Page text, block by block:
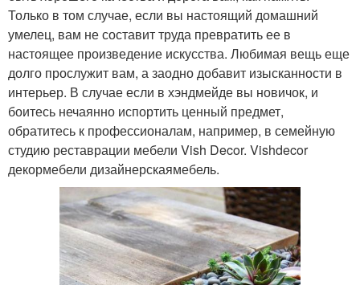
Только в том случае, если вы настоящий домашний
умелец, вам не составит труда превратить ее в
настоящее произведение искусства. Любимая вещь еще
долго прослужит вам, а заодно добавит изысканности в
интерьер. В случае если в хэндмейде вы новичок, и
боитесь нечаянно испортить ценный предмет,
обратитесь к профессионалам, например, в семейную
студию реставрации мебели Vish Decor. Vishdecor
декормебели дизайнерскаямебель.